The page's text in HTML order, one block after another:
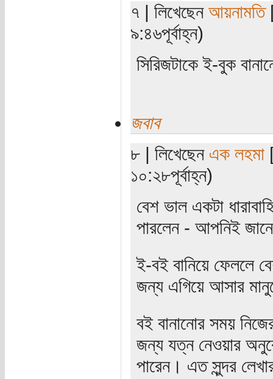
৭ | লিখেছেন আয়নামতি
৯:৪৬পূর্বাহ্ন)
সিরিজটাকে ই-বুক
জবাব
৮ | লিখেছেন এক লহমা
১০:২৮পূর্বাহ্ন)
বেশ ভাল একটা
পারলেন - আপনিই
ই-বই বানিয়ে ফেললে
জন্য এগিয়ে আসার
বই বানানোর সময়
জন্য যত্ন নেওয়ার
পারেন। এত সুন্দর